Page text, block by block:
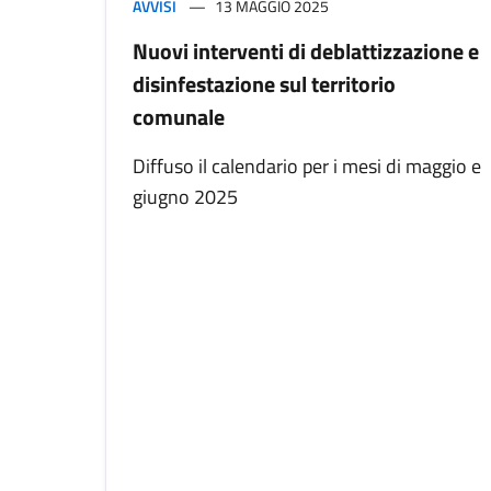
AVVISI 13 MAGGIO 2025
Nuovi interventi di deblattizzazione e
disinfestazione sul territorio
comunale
Diffuso il calendario per i mesi di maggio e
giugno 2025